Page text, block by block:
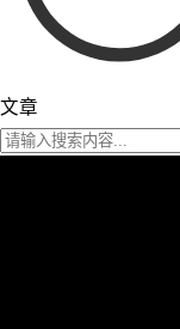
文章